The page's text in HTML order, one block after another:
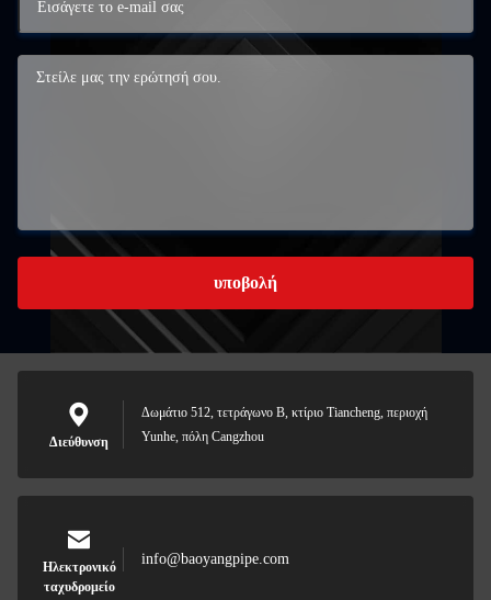
υποβολή
Διεύθυνση
Δωμάτιο 512, τετράγωνο Β, κτίριο Tiancheng, περιοχή
Yunhe, πόλη Cangzhou
Ηλεκτρονικό
ταχυδρομείο
info@baoyangpipe.com